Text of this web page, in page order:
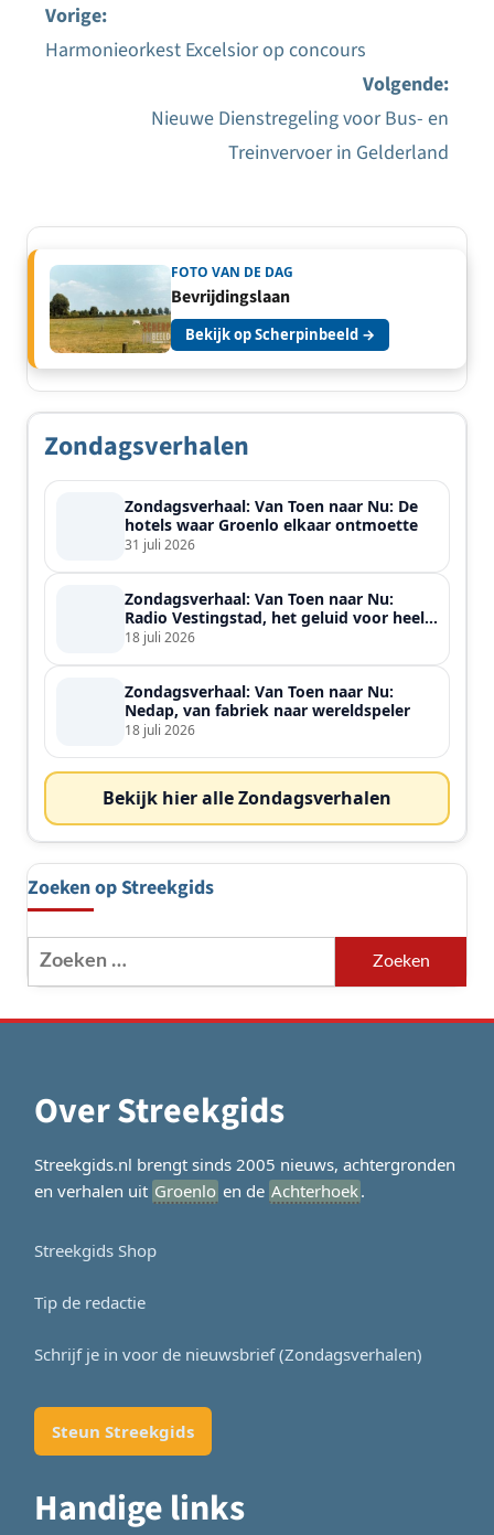
navigatie
Vorige:
Harmonieorkest Excelsior op concours
Volgende:
Nieuwe Dienstregeling voor Bus- en
Treinvervoer in Gelderland
FOTO VAN DE DAG
Bevrijdingslaan
Bekijk op Scherpinbeeld →
Zondagsverhalen
Zondagsverhaal: Van Toen naar Nu: De
hotels waar Groenlo elkaar ontmoette
31 juli 2026
Zondagsverhaal: Van Toen naar Nu:
Radio Vestingstad, het geluid voor heel
de streek
18 juli 2026
Zondagsverhaal: Van Toen naar Nu:
Nedap, van fabriek naar wereldspeler
18 juli 2026
Bekijk hier alle Zondagsverhalen
Zoeken op Streekgids
Zoeken
naar:
Over Streekgids
Streekgids.nl brengt sinds 2005 nieuws, achtergronden
en verhalen uit Groenlo en de Achterhoek.
Streekgids Shop
Tip de redactie
Schrijf je in voor de nieuwsbrief (Zondagsverhalen)
Steun Streekgids
Handige links